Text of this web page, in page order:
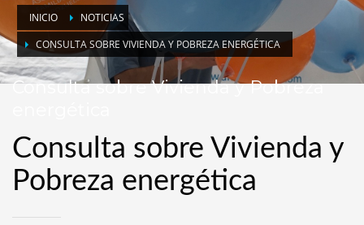
INICIO
NOTICIAS
CONSULTA SOBRE VIVIENDA Y POBREZA ENERGÉTICA
Consulta sobre Vivienda y Pobreza
Consulta sobre Vivienda y
Pobreza energética